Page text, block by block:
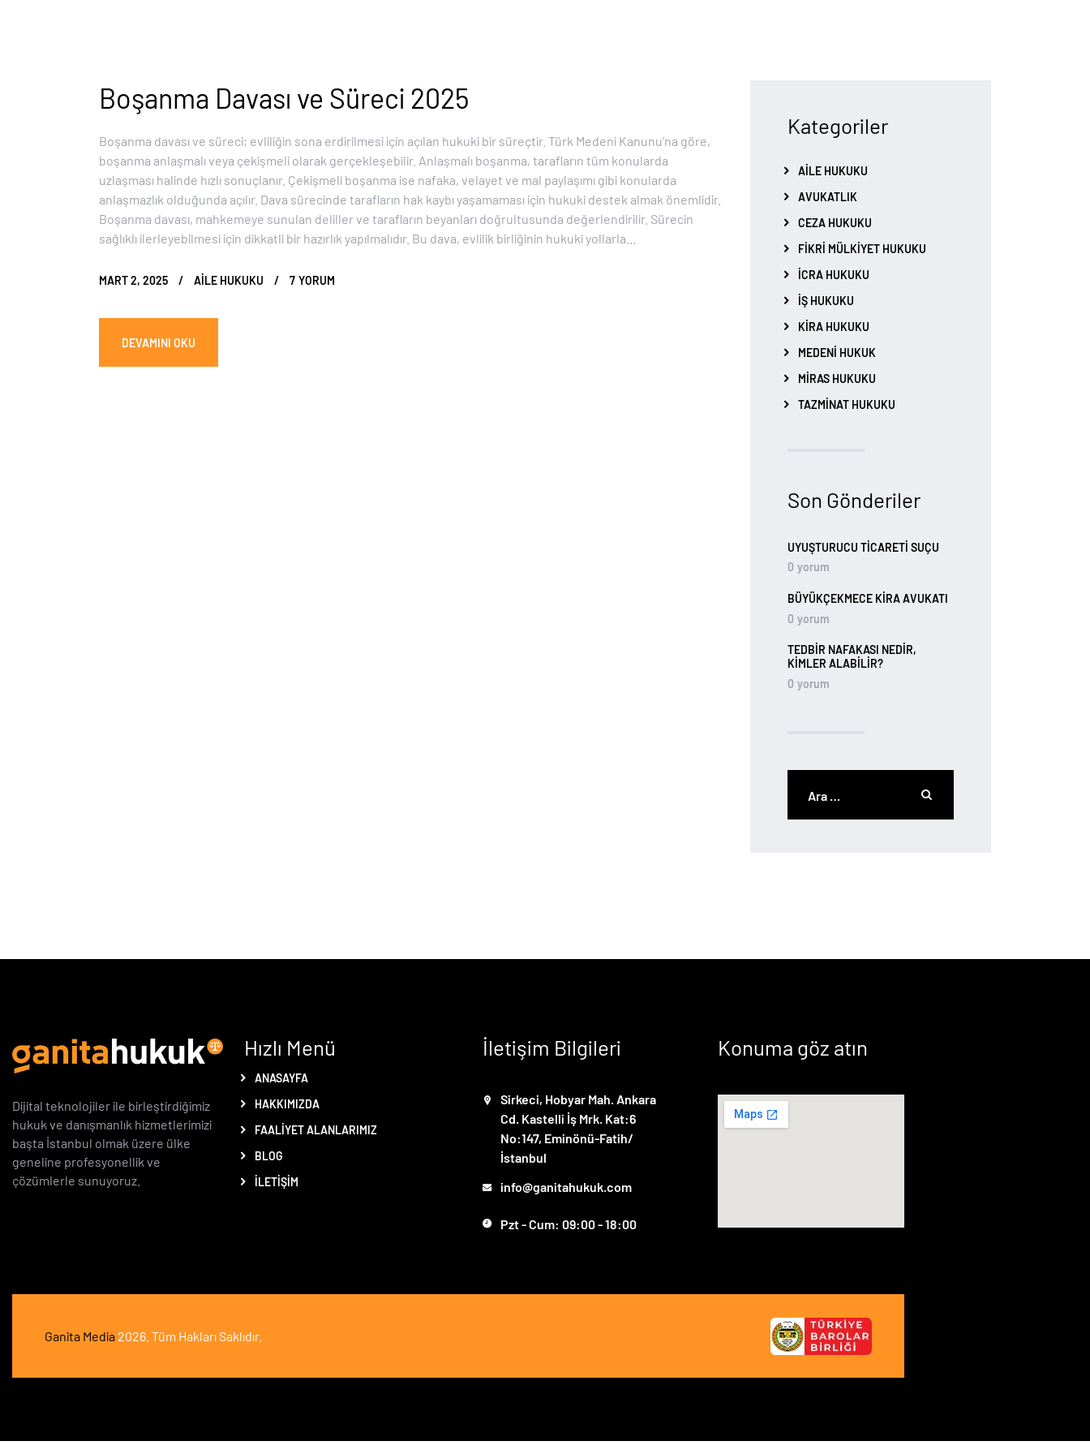
Boşanma Davası ve Süreci 2025
Boşanma davası ve süreci; evliliğin sona erdirilmesi için açılan hukuki bir süreçtir. Türk Medeni Kanunu’na göre,
boşanma anlaşmalı veya çekişmeli olarak gerçekleşebilir. Anlaşmalı boşanma, tarafların tüm konularda
uzlaşması halinde hızlı sonuçlanır. Çekişmeli boşanma ise nafaka, velayet ve mal paylaşımı gibi konularda
anlaşmazlık olduğunda açılır. Dava sürecinde tarafların hak kaybı yaşamaması için hukuki destek almak önemlidir.
Boşanma davası, mahkemeye sunulan deliller ve tarafların beyanları doğrultusunda değerlendirilir. Sürecin
sağlıklı ilerleyebilmesi için dikkatli bir hazırlık yapılmalıdır. Bu dava, evlilik birliğinin hukuki yollarla…
MART 2, 2025 AILE HUKUKU 7 YORUM
DEVAMINI OKU
Kategoriler
AILE HUKUKU
AVUKATLIK
CEZA HUKUKU
FIKRI MÜLKIYET HUKUKU
İCRA HUKUKU
İŞ HUKUKU
KIRA HUKUKU
MEDENI HUKUK
MIRAS HUKUKU
TAZMINAT HUKUKU
Son Gönderiler
UYUŞTURUCU TİCARETİ SUÇU
0 yorum
BÜYÜKÇEKMECE KIRA AVUKATI
0 yorum
TEDBIR NAFAKASI NEDIR,
KIMLER ALABILIR?
0 yorum
Dijital teknolojiler ile birleştirdiğimiz
hukuk ve danışmanlık hizmetlerimizi
başta İstanbul olmak üzere ülke
geneline profesyonellik ve
çözümlerle sunuyoruz.
Hızlı Menü
ANASAYFA
HAKKIMIZDA
FAALIYET ALANLARIMIZ
BLOG
İLETIŞIM
İletişim Bilgileri
Sirkeci, Hobyar Mah. Ankara
Cd. Kastelli İş Mrk. Kat:6
No:147, Eminönü-Fatih/
İstanbul
info@ganitahukuk.com
Pzt - Cum: 09:00 - 18:00
Konuma göz atın
Ganita Media 2026. Tüm Hakları Saklıdır.